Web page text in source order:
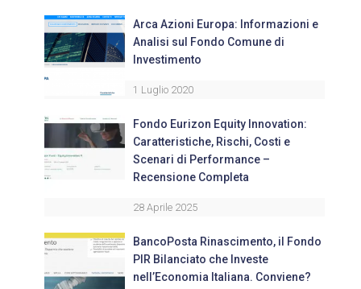
Arca Azioni Europa: Informazioni e
Analisi sul Fondo Comune di
Investimento
1 Luglio 2020
Fondo Eurizon Equity Innovation:
Caratteristiche, Rischi, Costi e
Scenari di Performance –
Recensione Completa
28 Aprile 2025
BancoPosta Rinascimento, il Fondo
PIR Bilanciato che Investe
nell’Economia Italiana. Conviene?